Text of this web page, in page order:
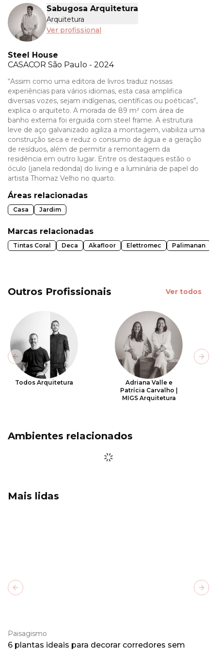
Sabugosa Arquitetura
Arquitetura
Ver profissional
Steel House
CASACOR São Paulo - 2024
“Assim como uma editora de livros traduz nossas
experiências para vários idiomas, esta casa amplifica
diversas vozes, sejam indígenas, científicas ou poéticas”,
explica o arquiteto. A morada de 89 m² com área de
banho externa foi erguida com steel frame. A estrutura
leve de aço galvanizado agiliza a montagem, viabiliza uma
construção seca e reduz o consumo de água e a geração
de resíduos, além de permitir a remontagem da
residência em outro lugar. Entre os destaques estão o
óculo (janela redonda) do living e a luminária de papel do
artista Thomaz Velho no quarto.
Áreas relacionadas
Casa Jardim
Marcas relacionadas
Tintas Coral Deca Akafloor Elettromec Palimanan
Outros Profissionais Ver todos
Todos Arquitetura
Adriana Valle e
Patrícia Carvalho |
MIGS Arquitetura
Previous slide
Ambientes relacionados
Mais lidas
Paisagismo
6 plantas ideais para decorar corredores sem
Previous slide